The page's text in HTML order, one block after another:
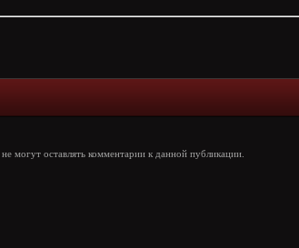
, не могут оставлять комментарии к данной публикации.